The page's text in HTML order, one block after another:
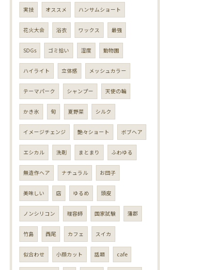
実技 オススメ ハンサムショート
花火大会 浴衣 ワックス 最強
SDGs ゴミ拾い 湿度 動物園
ハイライト 立体感 メッシュカラー
テーマパーク シャンプー 天使の輪
かき氷 旬 夏野菜 シルク
イメージチェンジ 艶々ショート ボブヘア
エシカル 洗剤 まとまり ふわゆる
無造作ヘア ナチュラル お団子
美味しい 店 ゆるめ 頭皮
ノンシリコン 理容師 国家試験 蒲郡
竹島 西尾 カフェ スイカ
似合わせ 小顔カット 話題 cafe